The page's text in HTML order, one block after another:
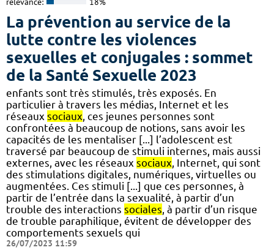
La prévention au service de la
lutte contre les violences
sexuelles et conjugales : sommet
de la Santé Sexuelle 2023
enfants sont très stimulés, très exposés. En
particulier à travers les médias, Internet et les
réseaux sociaux, ces jeunes personnes sont
confrontées à beaucoup de notions, sans avoir les
capacités de les mentaliser [...] l’adolescent est
traversé par beaucoup de stimuli internes, mais aussi
externes, avec les réseaux sociaux, Internet, qui sont
des stimulations digitales, numériques, virtuelles ou
augmentées. Ces stimuli [...] que ces personnes, à
partir de l’entrée dans la sexualité, à partir d’un
trouble des interactions sociales, à partir d’un risque
de trouble paraphilique, évitent de développer des
comportements sexuels qui
26/07/2023 11:59